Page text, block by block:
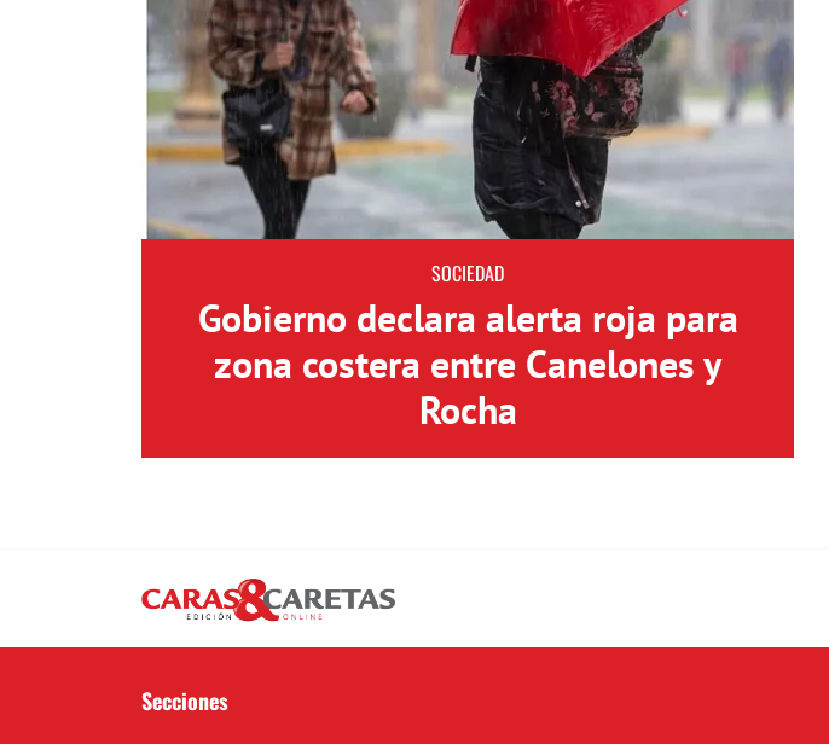
SOCIEDAD
Gobierno declara alerta roja para
zona costera entre Canelones y
Rocha
Secciones